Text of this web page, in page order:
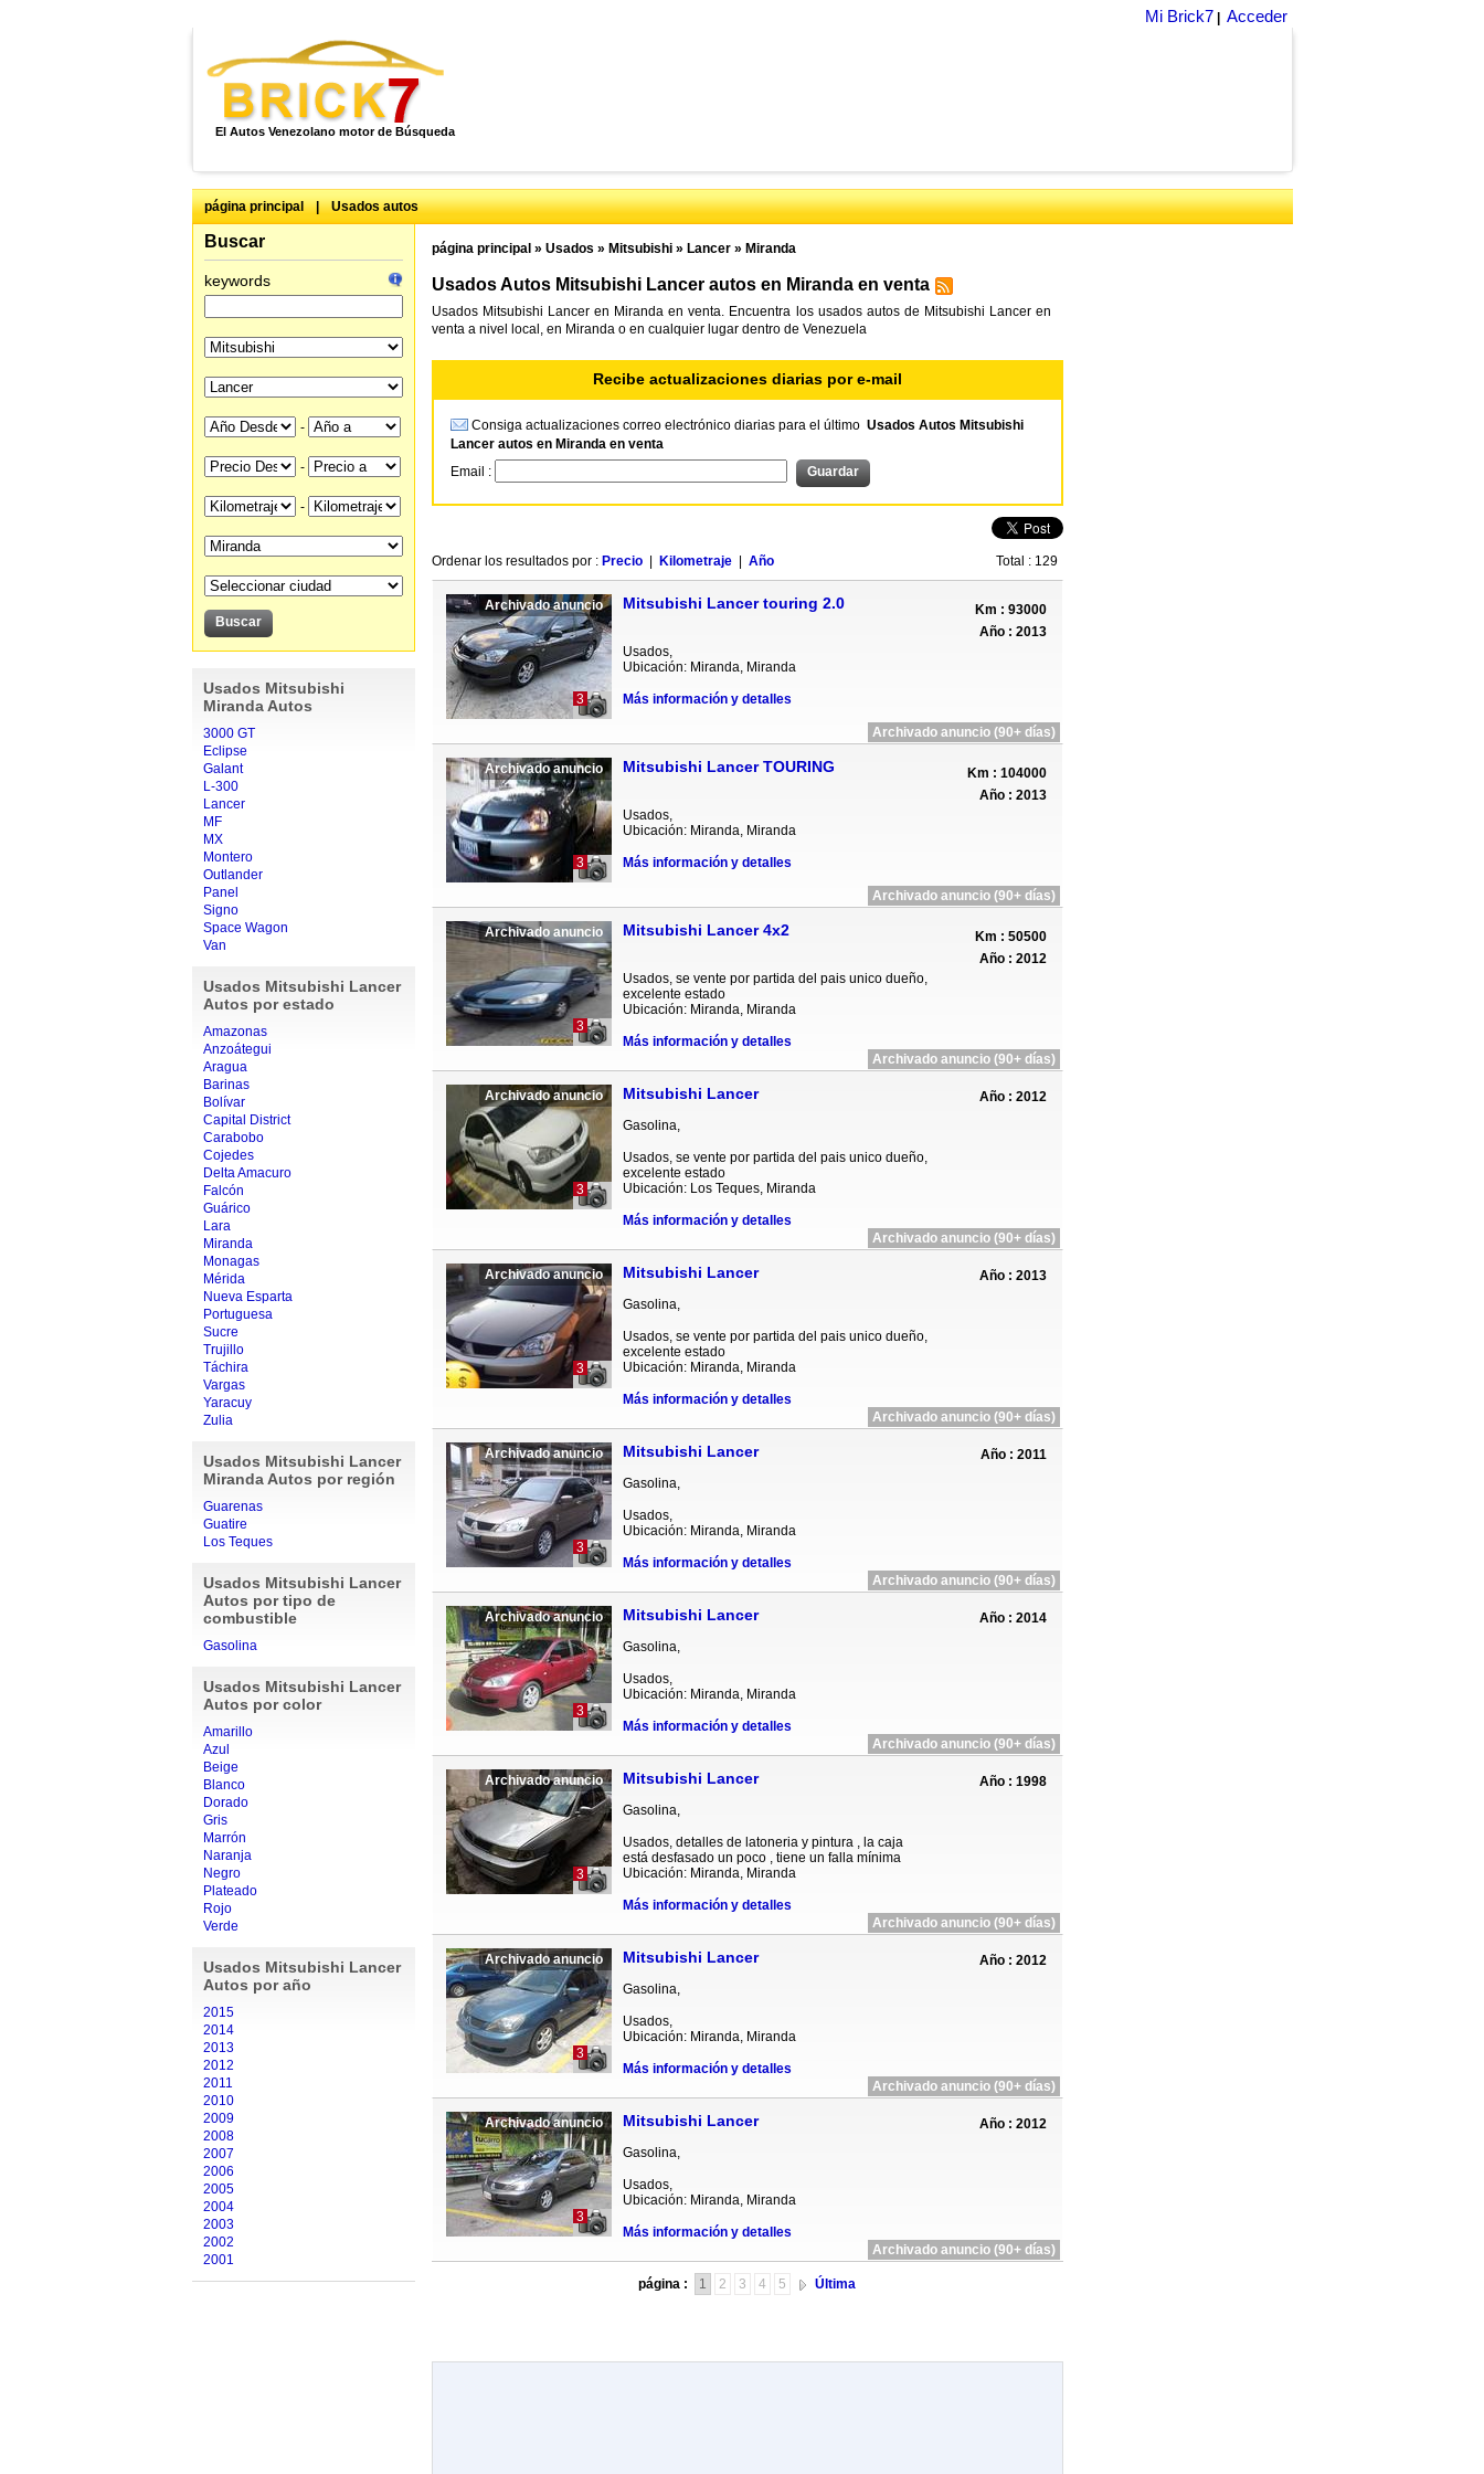
Mi Brick7 Acceder
El Autos Venezolano motor de Búsqueda
página principal | Usados autos
Buscar
keywords
-
-
-
Usados Mitsubishi
Miranda Autos
3000 GT
Eclipse
Galant
L-300
Lancer
MF
MX
Montero
Outlander
Panel
Signo
Space Wagon
Van
Usados Mitsubishi Lancer
Autos por estado
Amazonas
Anzoátegui
Aragua
Barinas
Bolívar
Capital District
Carabobo
Cojedes
Delta Amacuro
Falcón
Guárico
Lara
Miranda
Monagas
Mérida
Nueva Esparta
Portuguesa
Sucre
Trujillo
Táchira
Vargas
Yaracuy
Zulia
Usados Mitsubishi Lancer
Miranda Autos por región
Guarenas
Guatire
Los Teques
Usados Mitsubishi Lancer
Autos por tipo de
combustible
Gasolina
Usados Mitsubishi Lancer
Autos por color
Amarillo
Azul
Beige
Blanco
Dorado
Gris
Marrón
Naranja
Negro
Plateado
Rojo
Verde
Usados Mitsubishi Lancer
Autos por año
2015
2014
2013
2012
2011
2010
2009
2008
2007
2006
2005
2004
2003
2002
2001
página principal » Usados » Mitsubishi» Lancer» Miranda
Usados Autos Mitsubishi Lancer autos en Miranda en venta
Usados Mitsubishi Lancer en Miranda en venta. Encuentra los usados autos de Mitsubishi Lancer en
venta a nivel local, en Miranda o en cualquier lugar dentro de Venezuela
Recibe actualizaciones diarias por e-mail
Consiga actualizaciones correo electrónico diarias para el último Usados Autos Mitsubishi
Lancer autos en Miranda en venta
Email :
Ordenar los resultados por : Precio| Kilometraje| Año Total : 129
Archivado anuncio
3
Mitsubishi Lancer touring 2.0
Usados,
Ubicación: Miranda, Miranda
Más información y detalles
Km : 93000
Año : 2013
Archivado anuncio (90+ días)
Archivado anuncio
3
Mitsubishi Lancer TOURING
Usados,
Ubicación: Miranda, Miranda
Más información y detalles
Km : 104000
Año : 2013
Archivado anuncio (90+ días)
Archivado anuncio
3
Mitsubishi Lancer 4x2
Usados, se vente por partida del pais unico dueño,
excelente estado
Ubicación: Miranda, Miranda
Más información y detalles
Km : 50500
Año : 2012
Archivado anuncio (90+ días)
Archivado anuncio
3
Mitsubishi Lancer
Gasolina,
Usados, se vente por partida del pais unico dueño,
excelente estado
Ubicación: Los Teques, Miranda
Más información y detalles
Año : 2012
Archivado anuncio (90+ días)
Archivado anuncio
3
Mitsubishi Lancer
Gasolina,
Usados, se vente por partida del pais unico dueño,
excelente estado
Ubicación: Miranda, Miranda
Más información y detalles
Año : 2013
Archivado anuncio (90+ días)
Archivado anuncio
3
Mitsubishi Lancer
Gasolina,
Usados,
Ubicación: Miranda, Miranda
Más información y detalles
Año : 2011
Archivado anuncio (90+ días)
Archivado anuncio
3
Mitsubishi Lancer
Gasolina,
Usados,
Ubicación: Miranda, Miranda
Más información y detalles
Año : 2014
Archivado anuncio (90+ días)
Archivado anuncio
3
Mitsubishi Lancer
Gasolina,
Usados, detalles de latoneria y pintura , la caja
está desfasado un poco , tiene un falla mínima
Ubicación: Miranda, Miranda
Más información y detalles
Año : 1998
Archivado anuncio (90+ días)
Archivado anuncio
3
Mitsubishi Lancer
Gasolina,
Usados,
Ubicación: Miranda, Miranda
Más información y detalles
Año : 2012
Archivado anuncio (90+ días)
Archivado anuncio
3
Mitsubishi Lancer
Gasolina,
Usados,
Ubicación: Miranda, Miranda
Más información y detalles
Año : 2012
Archivado anuncio (90+ días)
página : 1 2 3 4 5 Última